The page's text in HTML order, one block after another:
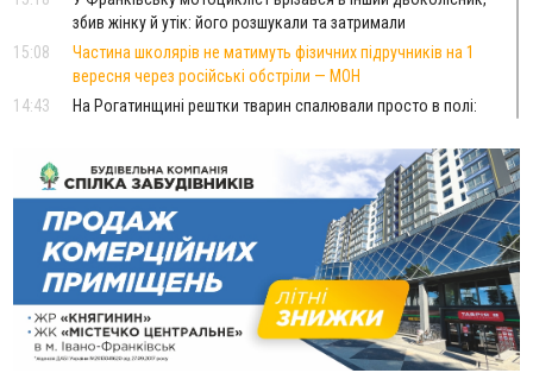
збив жінку й утік: його розшукали та затримали
15:08
Частина школярів не матимуть фізичних підручників на 1
вересня через російські обстріли — МОН
14:43
На Рогатинщині рештки тварин спалювали просто в полі:
13:25
Пірс, ігровий майданчик і зона для пікніків: оголосили
тендер на 7 мільйонів на благоустрій Німецького озера
12:14
У Калуші на озері в міському парку масово загинули
качки та риба
11:18
Майстра лісу з Верховинщини оштрафували на 600 тисяч за
переправлення чоловіків до Румунії
10:49
На Прикарпатті через негоду сталися аварійні вимкнення
світла
За змову на тендері для Долинської лікарні двох